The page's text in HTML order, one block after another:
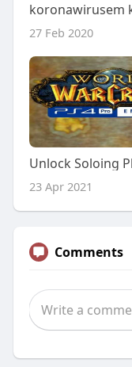
27 Feb 2020
23 Apr 2021
Comments